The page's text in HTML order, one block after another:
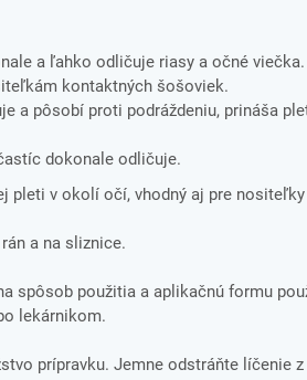
a ľahko odličuje riasy a očné
kontaktných šošoviek.
a pôsobí proti podráždeniu, prináša
dokonale odličuje.
pleti v okolí očí, vhodný aj pre
a na sliznice.
spôsob použitia a aplikačnú formu
lekárnikom.
prípravku. Jemne odstráňte líčenie